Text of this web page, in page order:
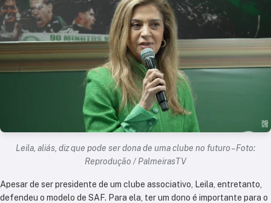
Leila, aliás, diz que pode ser dona de uma clube no futuro – Foto:
Reprodução / PalmeirasTV
Apesar de ser presidente de um clube associativo, Leila, entretanto,
defendeu o modelo de SAF. Para ela, ter um dono é importante para o